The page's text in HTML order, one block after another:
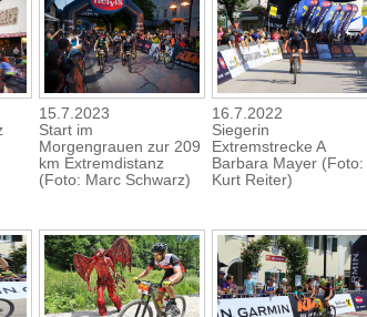
15.7.2023
Start im
Morgengrauen zur 209
km Extremdistanz
(Foto: Marc Schwarz)
16.7.2022
Siegerin
Extremstrecke A
Barbara Mayer (Foto:
Kurt Reiter)